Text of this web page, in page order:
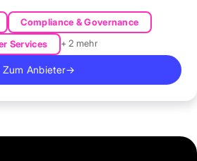
Compliance & Governance
Services
+ 2 mehr
Zum Anbieter→